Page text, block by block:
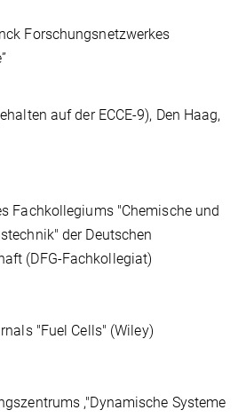
Forschungsnetzwerkes
auf der ECCE-9), Den Haag,
Fachkollegiums "Chemische und
der Deutschen
(DFG-Fachkollegiat)
"Fuel Cells" (Wiley)
,"Dynamische Systeme